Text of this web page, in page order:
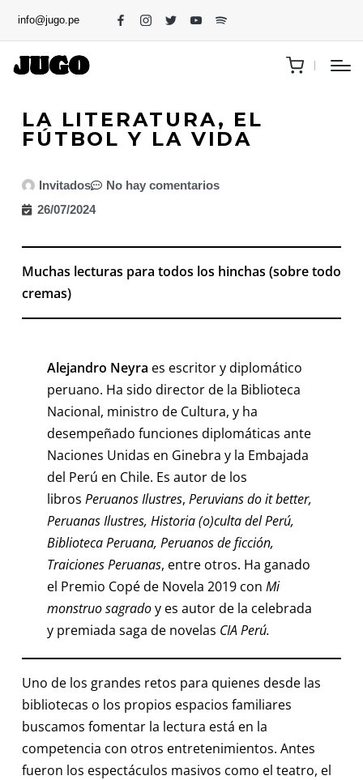
info@jugo.pe
LA LITERATURA, EL
FÚTBOL Y LA VIDA
Invitados
No hay comentarios
26/07/2024
Muchas lecturas para todos los hinchas (sobre todo
cremas)
Alejandro Neyra es escritor y diplomático
peruano. Ha sido director de la Biblioteca
Nacional, ministro de Cultura, y ha
desempeñado funciones diplomáticas ante
Naciones Unidas en Ginebra y la Embajada
del Perú en Chile. Es autor de los
librosPeruanos Ilustres,Peruvians do it better,
Peruanas Ilustres, Historia (o)culta del Perú,
Biblioteca Peruana, Peruanos de ficción,
Traiciones Peruanas, entre otros. Ha ganado
el Premio Copé de Novela 2019 conMi
monstruo sagradoy es autor de la celebrada
y premiada saga de novelas CIA Perú.
Uno de los grandes retos para quienes desde las
bibliotecas o los propios espacios familiares
buscamos fomentar la lectura está en la
competencia con otros entretenimientos. Antes
fueron los espectáculos masivos como el teatro, el